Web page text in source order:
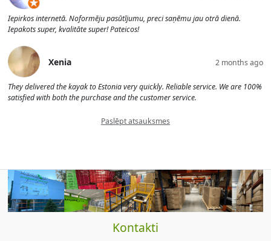
Iepirkos internetā. Noformēju pasūtījumu, preci saņēmu jau otrā dienā.
Iepakots super, kvalitāte super! Pateicos!
Xenia 2 months ago
They delivered the kayak to Estonia very quickly. Reliable service. We are 100%
satisfied with both the purchase and the customer service.
Paslēpt atsauksmes
Kontakti